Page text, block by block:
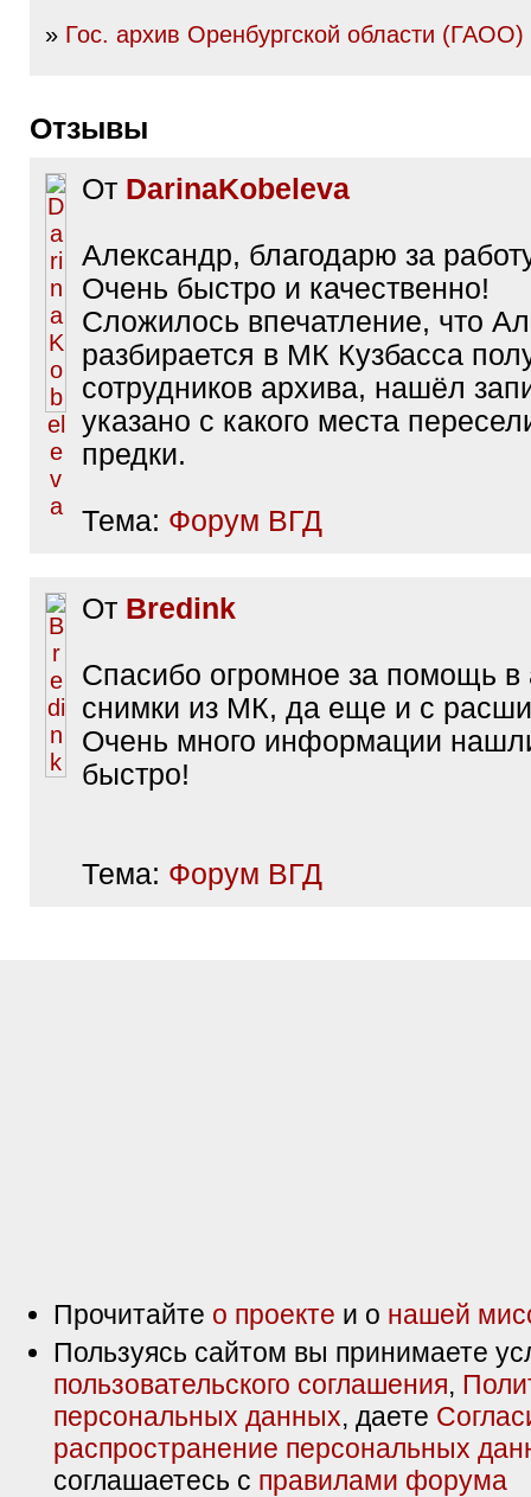
» Гос. архив Оренбургской области (ГАОО)
Отзывы
От DarinaKobeleva
Александр, благодарю за
Очень быстро и качественно!
Сложилось впечатление, что
разбирается в МК Кузбасса
сотрудников архива, нашёл
указано с какого места
предки.
Тема: Форум ВГД
От Bredink
Спасибо огромное за помощь в
снимки из МК, да еще и с
Очень много информации
быстро!
Тема: Форум ВГД
Прочитайте о проекте и о нашей
Пользуясь сайтом вы принимаете
пользовательского соглашения,
персональных данных, даете
распространение персональных
соглашаетесь с правилами форума